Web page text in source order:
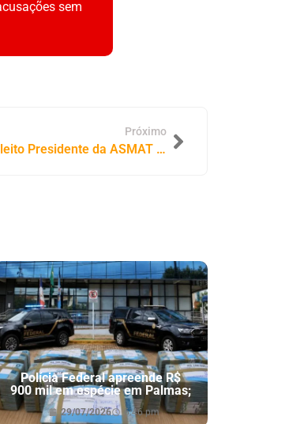
sem
Próximo
Tocantinópolis: Raimundo Nonato é Reeleito Presidente da ASMAT em Disputa Acirrada
Polícia Federal apreende R$
900 mil em espécie em Palmas;
29/07/2026 6:46 pm